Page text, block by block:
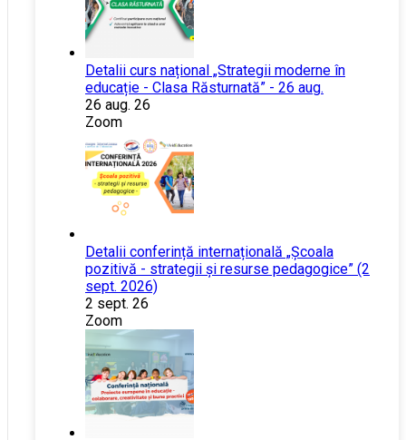
Detalii curs național „Strategii moderne în
educație - Clasa Răsturnată” - 26 aug.
26 aug. 26
Zoom
Detalii conferință internațională „Școala
pozitivă - strategii și resurse pedagogice” (2
sept. 2026)
2 sept. 26
Zoom